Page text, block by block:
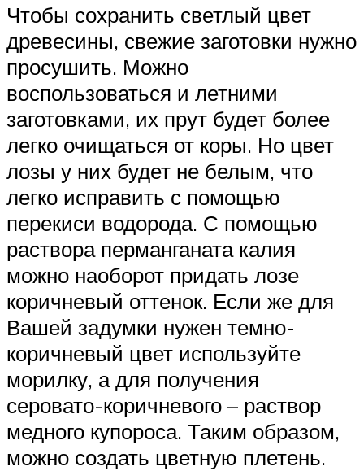
Чтобы сохранить светлый цвет
древесины, свежие заготовки нужно
просушить. Можно
воспользоваться и летними
заготовками, их прут будет более
легко очищаться от коры. Но цвет
лозы у них будет не белым, что
легко исправить с помощью
перекиси водорода. С помощью
раствора перманганата калия
можно наоборот придать лозе
коричневый оттенок. Если же для
Вашей задумки нужен темно-
коричневый цвет используйте
морилку, а для получения
серовато-коричневого – раствор
медного купороса. Таким образом,
можно создать цветную плетень.